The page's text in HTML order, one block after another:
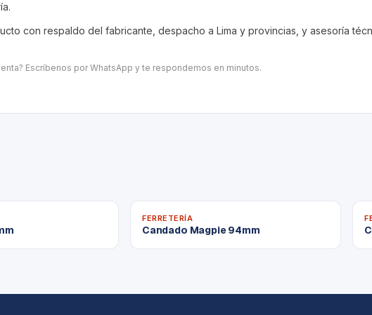
.
con respaldo del fabricante, despacho a Lima y provincias, y asesoría
Escríbenos por WhatsApp y te respondemos en minutos.
FERRETERÍA
Candado Magpie 94mm